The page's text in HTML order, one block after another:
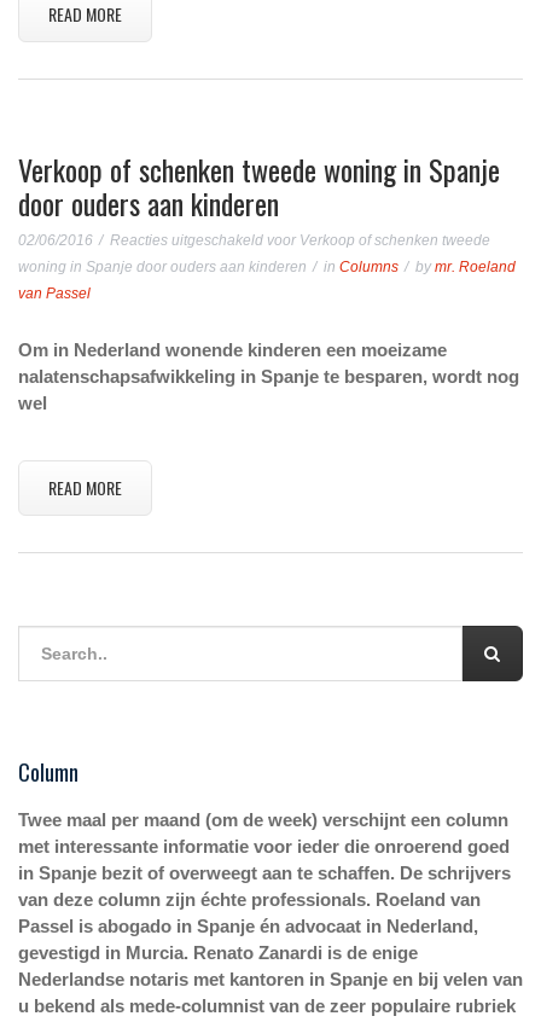
READ MORE
Verkoop of schenken tweede woning in Spanje
door ouders aan kinderen
02/06/2016 Reacties uitgeschakeld voor Verkoop of schenken tweede
woning in Spanje door ouders aan kinderen
in Columns bymr. Roeland
van Passel
Om in Nederland wonende kinderen een moeizame
nalatenschapsafwikkeling in Spanje te besparen, wordt nog
wel
READ MORE
Column
Twee maal per maand (om de week) verschijnt een column
met interessante informatie voor ieder die onroerend goed
in Spanje bezit of overweegt aan te schaffen. De schrijvers
van deze column zijn échte professionals. Roeland van
Passel is abogado in Spanje én advocaat in Nederland,
gevestigd in Murcia. Renato Zanardi is de enige
Nederlandse notaris met kantoren in Spanje en bij velen van
u bekend als mede-columnist van de zeer populaire rubriek